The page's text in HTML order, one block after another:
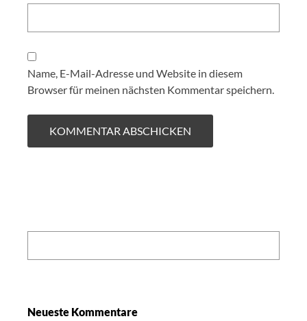
Name, E-Mail-Adresse und Website in diesem
Browser für meinen nächsten Kommentar speichern.
Neueste Kommentare